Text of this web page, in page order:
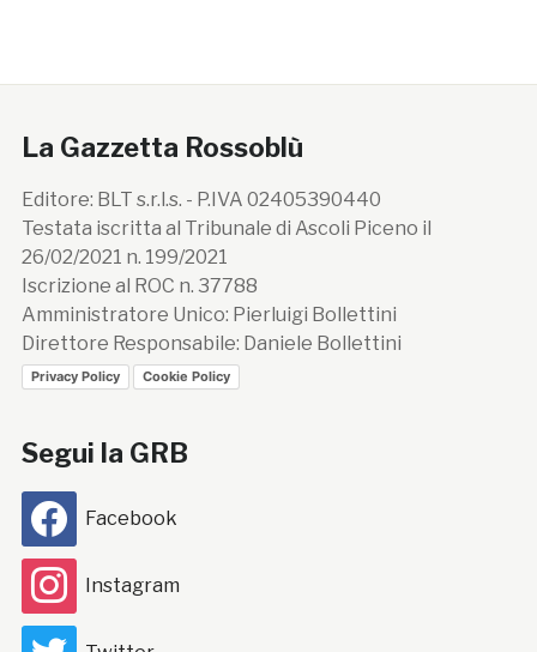
La Gazzetta Rossoblù
Editore: BLT s.r.l.s. - P.IVA 02405390440
Testata iscritta al Tribunale di Ascoli Piceno il
26/02/2021 n. 199/2021
Iscrizione al ROC n. 37788
Amministratore Unico: Pierluigi Bollettini
Direttore Responsabile: Daniele Bollettini
Privacy Policy Cookie Policy
Segui la GRB
Facebook
Instagram